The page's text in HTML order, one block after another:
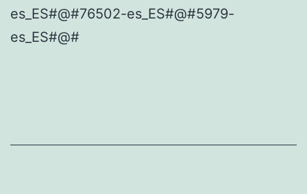
es_ES#@#76502-es_ES#@#5979-
es_ES#@#